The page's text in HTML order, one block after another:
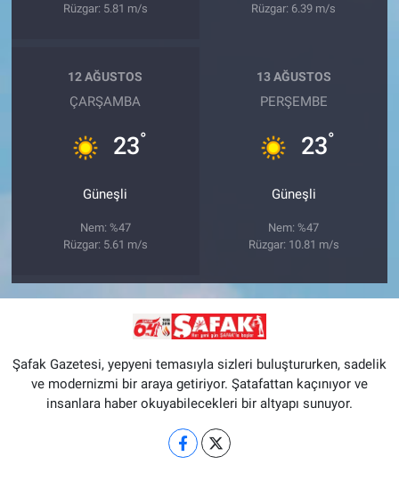
Rüzgar: 5.81 m/s
Rüzgar: 6.39 m/s
12 AĞUSTOS
ÇARŞAMBA
23°
Güneşli
Nem: %47
Rüzgar: 5.61 m/s
13 AĞUSTOS
PERŞEMBE
23°
Güneşli
Nem: %47
Rüzgar: 10.81 m/s
Şafak Gazetesi, yepyeni temasıyla sizleri buluştururken, sadelik
ve modernizmi bir araya getiriyor. Şatafattan kaçınıyor ve
insanlara haber okuyabilecekleri bir altyapı sunuyor.